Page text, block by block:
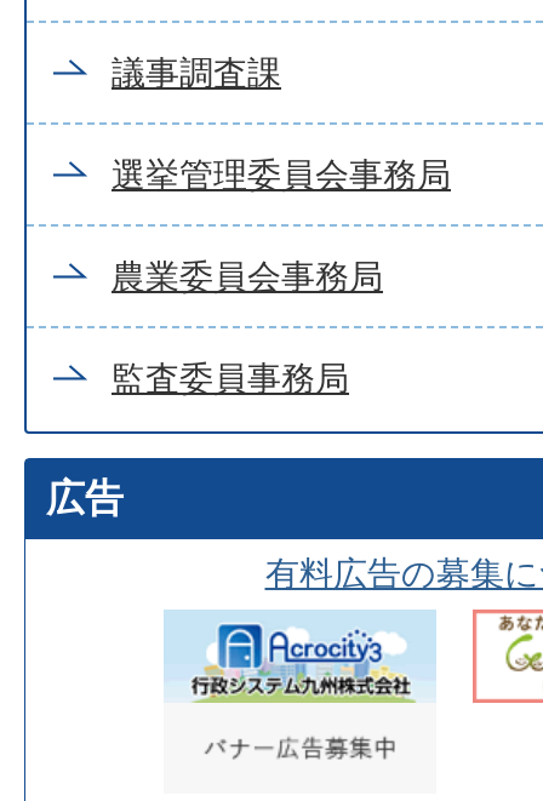
議事調査課
選挙管理委員会事務局
農業委員会事務局
監査委員事務局
広告
有料広告の募集